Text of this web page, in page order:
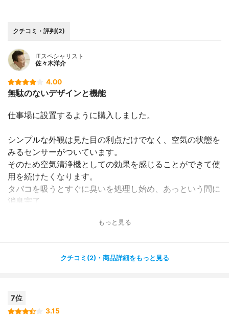
クチコミ・評判(2)
ITスペシャリスト
佐々木洋介
4.00
無駄のないデザインと機能
仕事場に設置するように購入しました。
シンプルな外観は見た目の利点だけでなく、空気の状態を
みるセンサーがついています。
そのため空気清浄機としての効果を感じることができて使
用を続けたくなります。
タバコを吸うとすぐに臭いを処理し始め、あっという間に
消臭完了。
ダストアレルギーがよくなった気がします。
全体的にはおおむね満足です。
もっと見る
クチコミ(2)・商品詳細をもっと見る
7位
3.15